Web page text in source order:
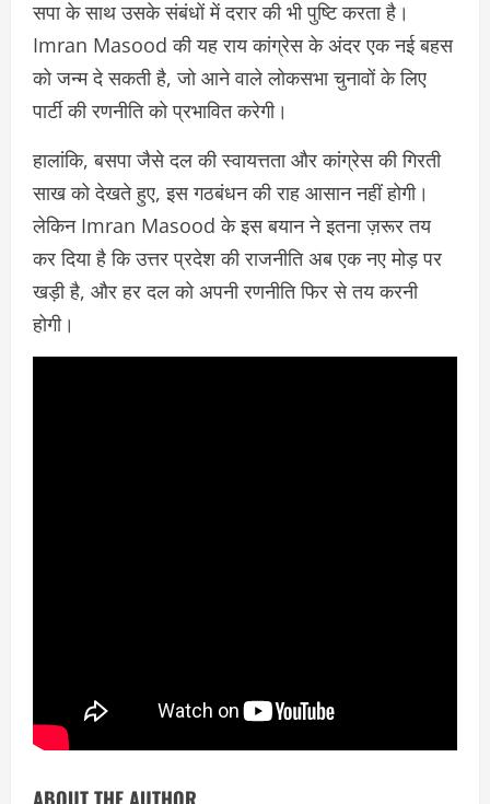
सपा के साथ उसके संबंधों में दरार की भी पुष्टि करता है।
Imran Masood की यह राय कांग्रेस के अंदर एक नई बहस
को जन्म दे सकती है, जो आने वाले लोकसभा चुनावों के लिए
पार्टी की रणनीति को प्रभावित करेगी।
हालांकि, बसपा जैसे दल की स्वायत्तता और कांग्रेस की गिरती
साख को देखते हुए, इस गठबंधन की राह आसान नहीं होगी।
लेकिन Imran Masood के इस बयान ने इतना ज़रूर तय
कर दिया है कि उत्तर प्रदेश की राजनीति अब एक नए मोड़ पर
खड़ी है, और हर दल को अपनी रणनीति फिर से तय करनी
होगी।